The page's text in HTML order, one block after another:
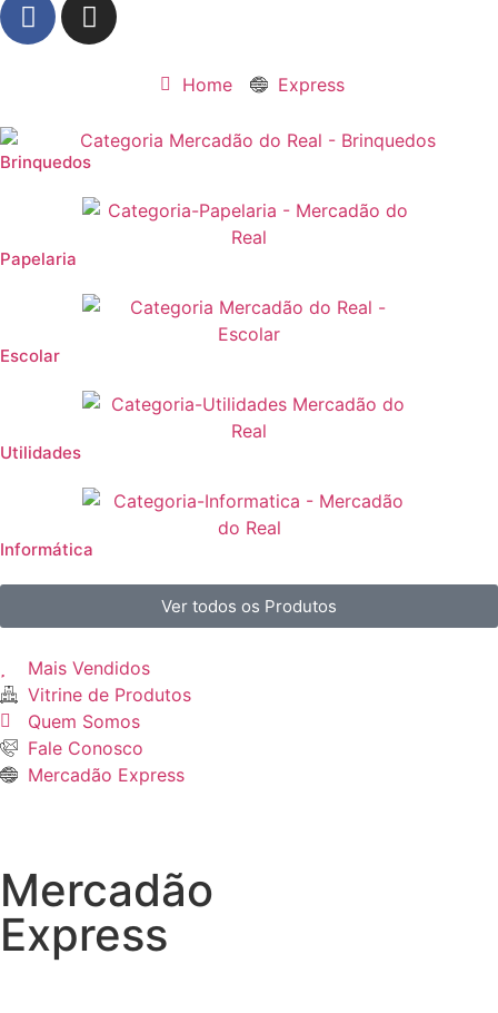
Home Express
Brinquedos
Papelaria
Escolar
Utilidades
Informática
Ver todos os Produtos
Mais Vendidos
Vitrine de Produtos
Quem Somos
Fale Conosco
Mercadão Express
Mercadão
Express